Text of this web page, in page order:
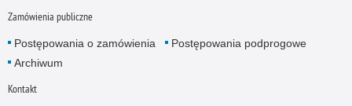
Zamówienia publiczne
Postępowania o zamówienia
Postępowania podprogowe
Archiwum
Kontakt